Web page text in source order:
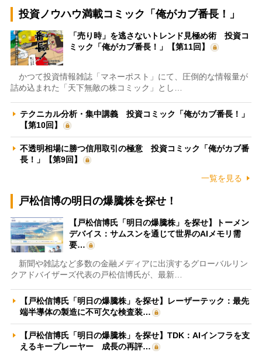
投資ノウハウ満載コミック「俺がカブ番長！」
「売り時」を逃さないトレンド見極め術 投資コ
ミック「俺がカブ番長！」【第11回】
かつて投資情報雑誌「マネーポスト」にて、圧倒的な情報量が
詰め込まれた「天下無敵の株コミック」とし…
テクニカル分析・集中講義 投資コミック「俺がカブ番長！」
【第10回】
不透明相場に勝つ信用取引の極意 投資コミック「俺がカブ番
長！」【第9回】
一覧を見る
戸松信博の明日の爆騰株を探せ！
【戸松信博氏「明日の爆騰株」を探せ】トーメン
デバイス：サムスンを通じて世界のAIメモリ需
要…
新聞や雑誌など多数の金融メディアに出演するグローバルリン
クアドバイザーズ代表の戸松信博氏が、最新…
【戸松信博氏「明日の爆騰株」を探せ】レーザーテック：最先
端半導体の製造に不可欠な検査装…
【戸松信博氏「明日の爆騰株」を探せ】TDK：AIインフラを支
えるキープレーヤー 成長の再評…